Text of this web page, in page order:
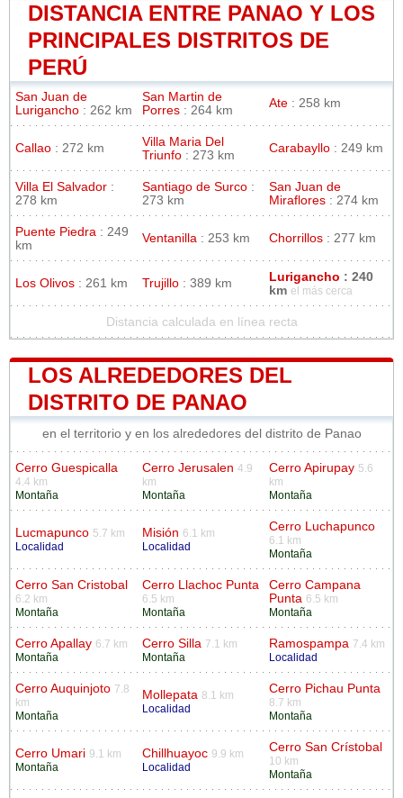
DISTANCIA ENTRE PANAO Y LOS
PRINCIPALES DISTRITOS DE
PERÚ
San Juan de
Lurigancho : 262 km
San Martin de
Porres : 264 km
Ate : 258 km
Callao : 272 km
Villa Maria Del
Triunfo : 273 km
Carabayllo : 249 km
Villa El Salvador :
278 km
Santiago de Surco :
273 km
San Juan de
Miraflores : 274 km
Puente Piedra : 249
km
Ventanilla : 253 km Chorrillos : 277 km
Los Olivos : 261 km Trujillo : 389 km Lurigancho : 240
km el más cerca
Distancia calculada en línea recta
LOS ALREDEDORES DEL
DISTRITO DE PANAO
en el territorio y en los alrededores del distrito de Panao
Cerro Guespicalla
4.4 km
Montaña
Cerro Jerusalen 4.9
km
Montaña
Cerro Apirupay 5.6
km
Montaña
Lucmapunco 5.7 km
Localidad
Misión 6.1 km
Localidad
Cerro Luchapunco
6.1 km
Montaña
Cerro San Cristobal
6.2 km
Montaña
Cerro Llachoc Punta
6.5 km
Montaña
Cerro Campana
Punta 6.5 km
Montaña
Cerro Apallay 6.7 km
Montaña
Cerro Silla 7.1 km
Montaña
Ramospampa 7.4 km
Localidad
Cerro Auquinjoto 7.8
km
Montaña
Mollepata 8.1 km
Localidad
Cerro Pichau Punta
8.7 km
Montaña
Cerro Umari 9.1 km
Montaña
Chillhuayoc 9.9 km
Localidad
Cerro San Crístobal
10 km
Montaña